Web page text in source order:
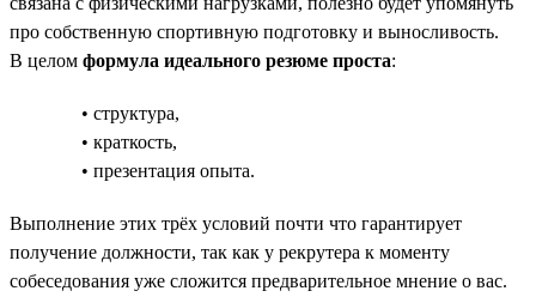
про собственную спортивную подготовку и выносливость.
В целом формула идеального резюме проста:
• структура,
• краткость,
• презентация опыта.
Выполнение этих трёх условий почти что гарантирует
получение должности, так как у рекрутера к моменту
собеседования уже сложится предварительное мнение о вас.